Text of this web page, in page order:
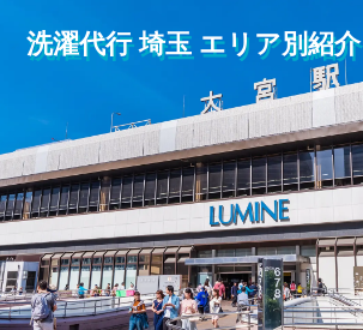
洗濯代行 埼玉 エリア別紹介